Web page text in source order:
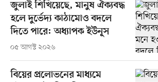
জুলাই শিখিয়েছে, মানুষ ঐক্যবদ্ধ
হলে দুর্ভেদ্য কাঠামোও বদলে
দিতে পারে: অধ্যাপক ইউনূস
০৫ আগস্ট ২০২৬
বিয়ের প্রলোভনের মাধ্যমে